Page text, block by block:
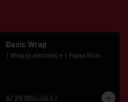
Basic Wrap
1 Wrap (a elección) + 1 Papas fritas
S/ 29.90S/ 58.17